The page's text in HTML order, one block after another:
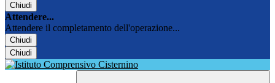
Chiudi
Attendere...
Attendere il completamento dell'operazione...
Chiudi
Chiudi